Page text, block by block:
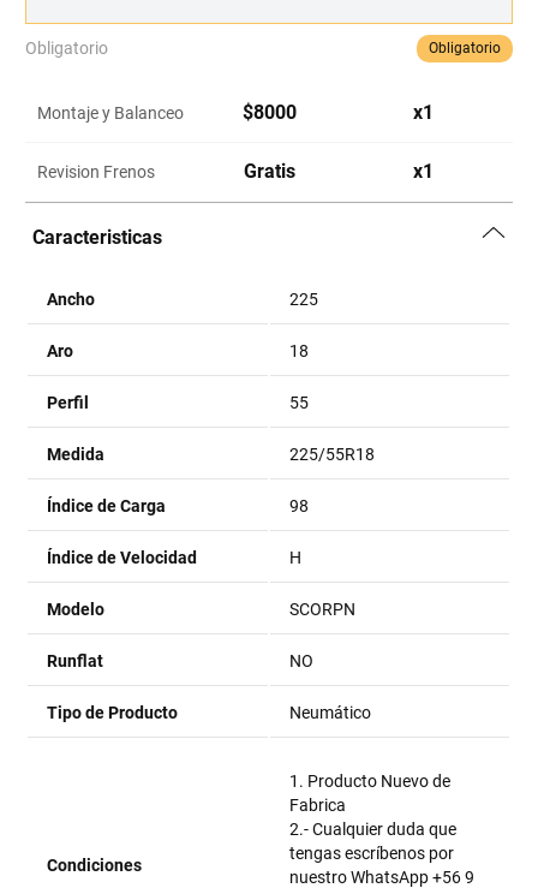
Obligatorio Obligatorio
Montaje y Balanceo $8000 x1
Revision Frenos Gratis x1
Caracteristicas
Ancho 225
Aro 18
Perfil 55
Medida 225/55R18
Índice de Carga 98
Índice de Velocidad H
Modelo SCORPN
Runflat NO
Tipo de Producto Neumático
Condiciones
1. Producto Nuevo de
Fabrica
2.- Cualquier duda que
tengas escríbenos por
nuestro WhatsApp +56 9